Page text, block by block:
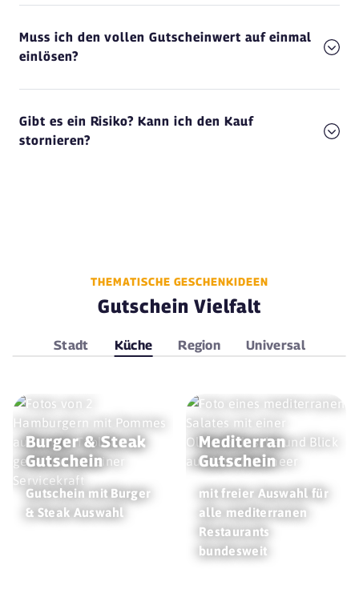
Muss ich den vollen Gutscheinwert auf einmal
einlösen?
Gibt es ein Risiko? Kann ich den Kauf
stornieren?
THEMATISCHE GESCHENKIDEEN
Gutschein Vielfalt
Stadt Küche Region Universal
Burger & Steak
Gutschein
Gutschein mit Burger
& Steak Auswahl
Mediterran
Gutschein
mit freier Auswahl für
alle mediterranen
Restaurants
bundesweit